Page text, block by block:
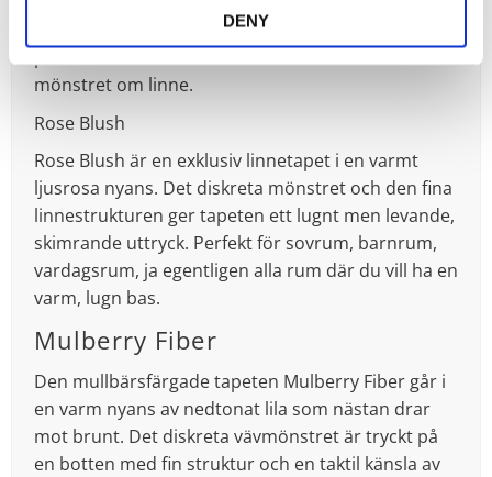
DENY
påminner lite om solblekt denim. Samtidigt
mönstret om linne.
Rose Blush
Rose Blush är en exklusiv linnetapet i en varmt
ljusrosa nyans. Det diskreta mönstret och den fina
linnestrukturen ger tapeten ett lugnt men levande,
skimrande uttryck. Perfekt för sovrum, barnrum,
vardagsrum, ja egentligen alla rum där du vill ha en
varm, lugn bas.
Mulberry Fiber
Den mullbärsfärgade tapeten Mulberry Fiber går i
en varm nyans av nedtonat lila som nästan drar
mot brunt. Det diskreta vävmönstret är tryckt på
en botten med fin struktur och en taktil känsla av